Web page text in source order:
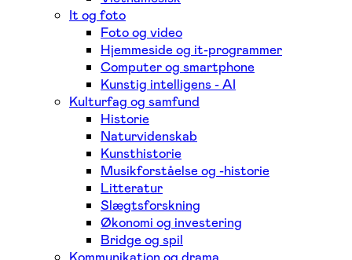
It og foto
Foto og video
Hjemmeside og it-programmer
Computer og smartphone
Kunstig intelligens - AI
Kulturfag og samfund
Historie
Naturvidenskab
Kunsthistorie
Musikforståelse og -historie
Litteratur
Slægtsforskning
Økonomi og investering
Bridge og spil